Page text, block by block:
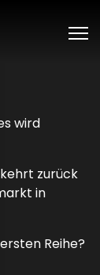
wird
kehrt zurück
in
Reihe?